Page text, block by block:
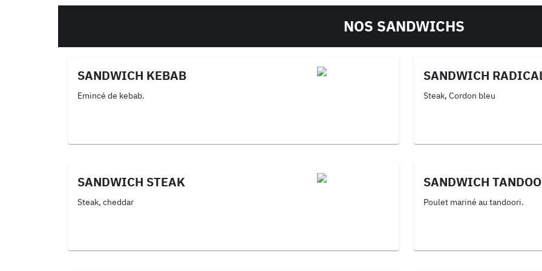
NOS SANDWICHS
SANDWICH KEBAB
Emincé de kebab.
SANDWICH
Steak, Cordon bleu
SANDWICH STEAK
Steak, cheddar
SANDWICH
Poulet mariné au tandoori.